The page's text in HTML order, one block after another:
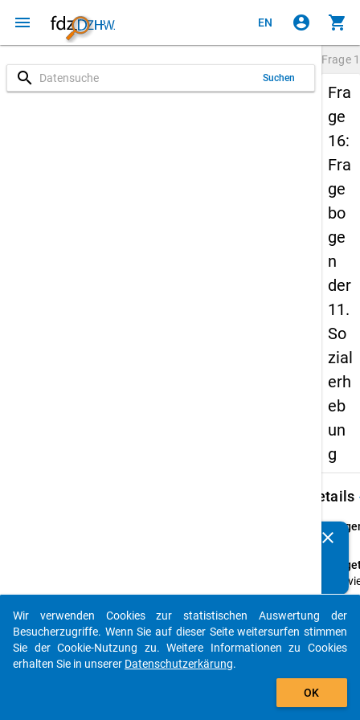
menu EN account_circle shopping_cart
search Suchen
Frage
Fra
ge
16:
Fra
ge
bo
ge
n
der
11.
So
zial
erh
eb
un
g
Details
16
Wie
lagen
der
clear
auto_stories
add_shopping_cart
Wir verwenden Cookies zur statistischen Auswertung der
Besucherzugriffe. Wenn Sie auf dieser Seite weitersurfen stimmen
Sie der Cookie-Nutzung zu. Weitere Informationen zu Cookies
erhalten Sie in unserer Datenschutzerkärung.
OK